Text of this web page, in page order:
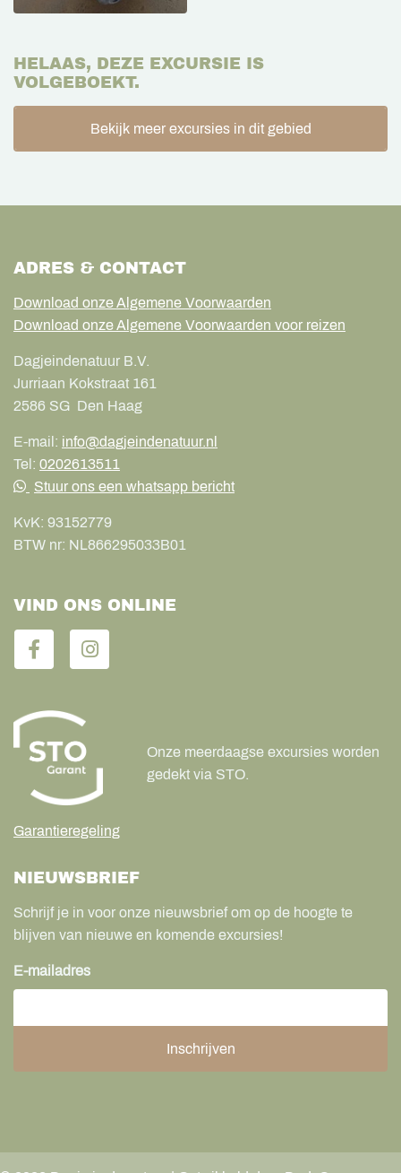
HELAAS, DEZE EXCURSIE IS
VOLGEBOEKT.
Bekijk meer excursies in dit gebied
ADRES & CONTACT
Download onze Algemene Voorwaarden
Download onze Algemene Voorwaarden voor reizen
Dagjeindenatuur B.V.
Jurriaan Kokstraat 161
2586 SG Den Haag
E-mail: info@dagjeindenatuur.nl
Tel: 0202613511
Stuur ons een whatsapp bericht
KvK: 93152779
BTW nr: NL866295033B01
VIND ONS ONLINE
Garantieregeling
Onze meerdaagse excursies worden
gedekt via STO.
NIEUWSBRIEF
Schrijf je in voor onze nieuwsbrief om op de hoogte te
blijven van nieuwe en komende excursies!
E-mailadres